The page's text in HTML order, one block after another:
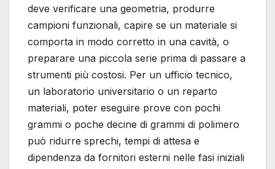
deve verificare una geometria, produrre
campioni funzionali, capire se un materiale si
comporta in modo corretto in una cavità, o
preparare una piccola serie prima di passare a
strumenti più costosi. Per un ufficio tecnico,
un laboratorio universitario o un reparto
materiali, poter eseguire prove con pochi
grammi o poche decine di grammi di polimero
può ridurre sprechi, tempi di attesa e
dipendenza da fornitori esterni nelle fasi iniziali